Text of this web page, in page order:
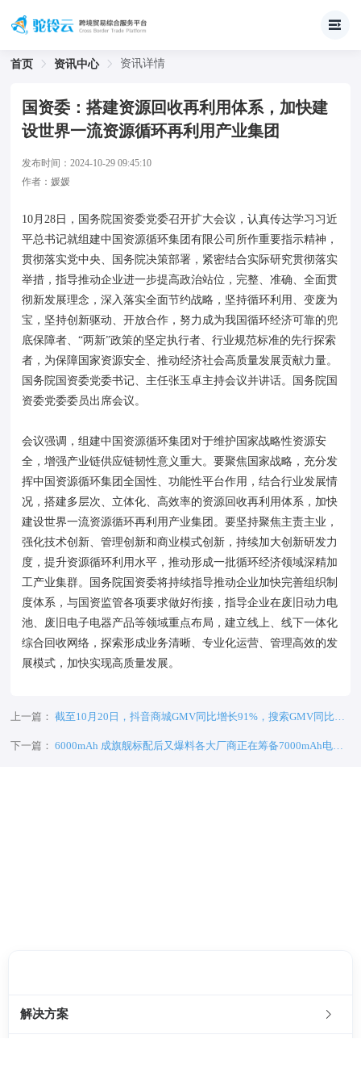
首页 资讯中心 资讯详情
国资委：搭建资源回收再利用体系，加快建
设世界一流资源循环再利用产业集团
发布时间：2024-10-29 09:45:10
作者：媛媛
10月28日，国务院国资委党委召开扩大会议，认真传达学习习近
平总书记就组建中国资源循环集团有限公司所作重要指示精神，
贯彻落实党中央、国务院决策部署，紧密结合实际研究贯彻落实
举措，指导推动企业进一步提高政治站位，完整、准确、全面贯
彻新发展理念，深入落实全面节约战略，坚持循环利用、变废为
宝，坚持创新驱动、开放合作，努力成为我国循环经济可靠的兜
底保障者、“两新”政策的坚定执行者、行业规范标准的先行探索
者，为保障国家资源安全、推动经济社会高质量发展贡献力量。
国务院国资委党委书记、主任张玉卓主持会议并讲话。国务院国
资委党委委员出席会议。
会议强调，组建中国资源循环集团对于维护国家战略性资源安
全，增强产业链供应链韧性意义重大。要聚焦国家战略，充分发
挥中国资源循环集团全国性、功能性平台作用，结合行业发展情
况，搭建多层次、立体化、高效率的资源回收再利用体系，加快
建设世界一流资源循环再利用产业集团。要坚持聚焦主责主业，
强化技术创新、管理创新和商业模式创新，持续加大创新研发力
度，提升资源循环利用水平，推动形成一批循环经济领域深精加
工产业集群。国务院国资委将持续指导推动企业加快完善组织制
度体系，与国资监管各项要求做好衔接，指导企业在废旧动力电
池、废旧电子电器产品等领域重点布局，建立线上、线下一体化
综合回收网络，探索形成业务清晰、专业化运营、管理高效的发
展模式，加快实现高质量发展。
上一篇： 截至10月20日，抖音商城GMV同比增长91%，搜索GMV同比增
下一篇： 6000mAh 成旗舰标配后又爆料各大厂商正在筹备7000mAh电池
解决方案